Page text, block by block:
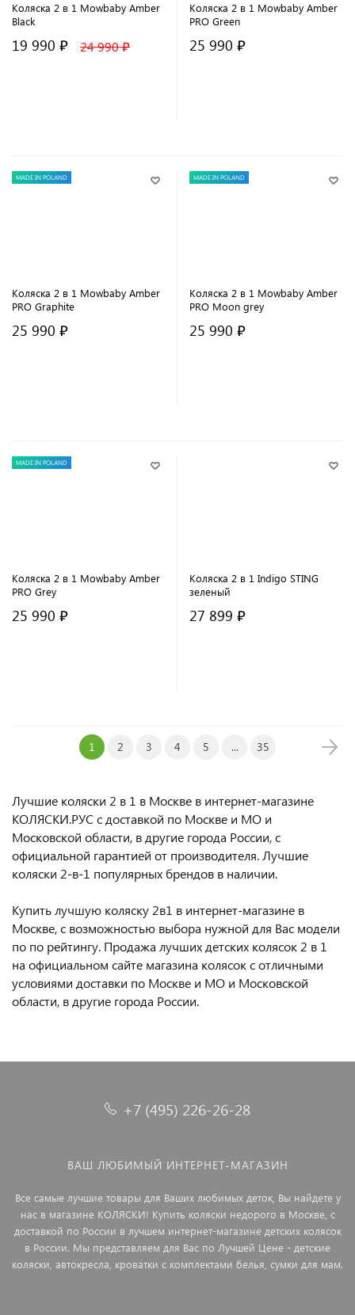
Коляска 2 в 1 Mowbaby Amber
Black
19 990 ₽ 24 990 ₽
Коляска 2 в 1 Mowbaby Amber
PRO Green
25 990 ₽
MADE IN POLAND
Коляска 2 в 1 Mowbaby Amber
PRO Graphite
25 990 ₽
MADE IN POLAND
Коляска 2 в 1 Mowbaby Amber
PRO Moon grey
25 990 ₽
MADE IN POLAND
Коляска 2 в 1 Mowbaby Amber
PRO Grey
25 990 ₽
Коляска 2 в 1 Indigo STING
зеленый
27 899 ₽
1 2 3 4 5 ... 35
Лучшие коляски 2 в 1 в Москве в интернет-магазине
КОЛЯСКИ.РУС с доставкой по Москве и МО и
Московской области, в другие города России, с
официальной гарантией от производителя. Лучшие
коляски 2-в-1 популярных брендов в наличии.
Купить лучшую коляску 2в1 в интернет-магазине в
Москве, с возможностью выбора нужной для Вас модели
по по рейтингу. Продажа лучших детских колясок 2 в 1
на официальном сайте магазина колясок с отличными
условиями доставки по Москве и МО и Московской
области, в другие города России.
+7 (495) 226-26-28
ВАШ ЛЮБИМЫЙ ИНТЕРНЕТ-МАГАЗИН
Все самые лучшие товары для Ваших любимых деток, Вы найдете у
нас в магазине КОЛЯСКИ! Купить коляски недорого в Москве, с
доставкой по России в лучшем интернет-магазине детских колясок
в России. Мы представляем для Вас по Лучшей Цене - детские
коляски, автокресла, кроватки с комплектами белья, сумки для мам.